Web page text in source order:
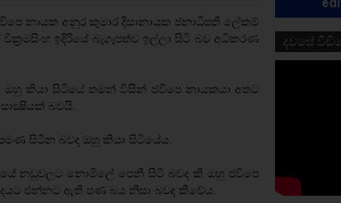
නායක අනුර කුමාර දිසානායක ජනාධිපති ලේකම්
ඉදිරියේ බැගෑපත්ව ඉල්ලා සිටි බව අධිකරණ
කියා සිටියේ තමන් විසින් ජවිපෙ නායකයා අතට
බවයි.
සිටින බවද ඔහු කියා සිටියේය.
නඩුවලට නොමිලේ පෙනී සිටි බවද කී ඔහු ජවිපෙ
එන්නට ඇති පණ බය නිසා බවද කීවේය.
දවසේ